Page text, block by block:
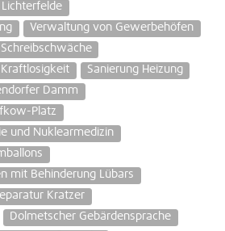
Verwaltung von Gewerbehöfen
Schreibschwäche
Kraftlosigkeit
Sanierung Heizung
Damm
Platz
und Nuklearmedizin
mit Behinderung Lübars
Kratzer
Dolmetscher Gebärdensprache